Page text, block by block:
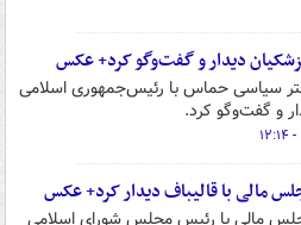
دیدار و گفت‌وگو کرد+ عکس
سیاسی حماس با رئیس‌جمهوری اسلامی
و گفت‌وگو کرد.
مالی با قالیباف دیدار کرد+ عکس
مالی با رئیس مجلس شورای اسلامی